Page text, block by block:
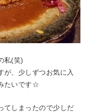
私(笑)
が、少しずつお気に入
たいです☆
てしまったので少しだ